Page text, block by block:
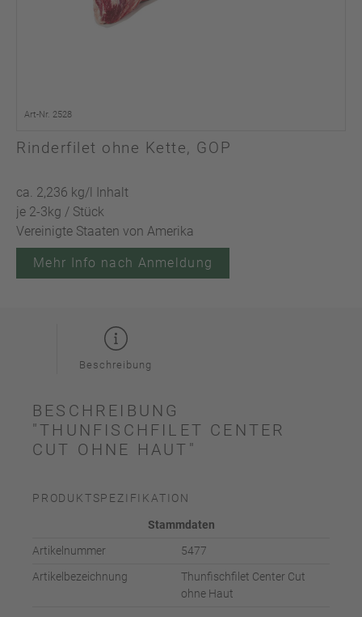
Art-Nr. 2528
Rinderfilet ohne Kette, GOP
ca. 2,236 kg/l Inhalt
je 2-3kg / Stück
Vereinigte Staaten von Amerika
Mehr Info nach Anmeldung
Beschreibung
BESCHREIBUNG
"THUNFISCHFILET CENTER
CUT OHNE HAUT"
PRODUKTSPEZIFIKATION
Stammdaten
Artikelnummer
5477
Artikelbezeichnung
Thunfischfilet Center Cut
ohne Haut